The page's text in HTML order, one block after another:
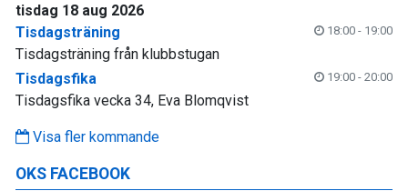
tisdag 18 aug 2026
Tisdagsträning
18:00 - 19:00
Tisdagsträning från klubbstugan
Tisdagsfika
19:00 - 20:00
Tisdagsfika vecka 34, Eva Blomqvist
Visa fler kommande
OKS FACEBOOK